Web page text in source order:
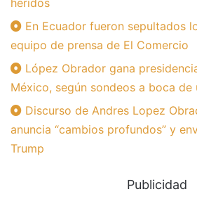
En Ecuador fueron sepultados
equipo de prensa de El Comercio
López Obrador gana
México, según sondeos a boca de
Discurso de Andres Lopez
anuncia “cambios profundos” y
Trump
Publicidad